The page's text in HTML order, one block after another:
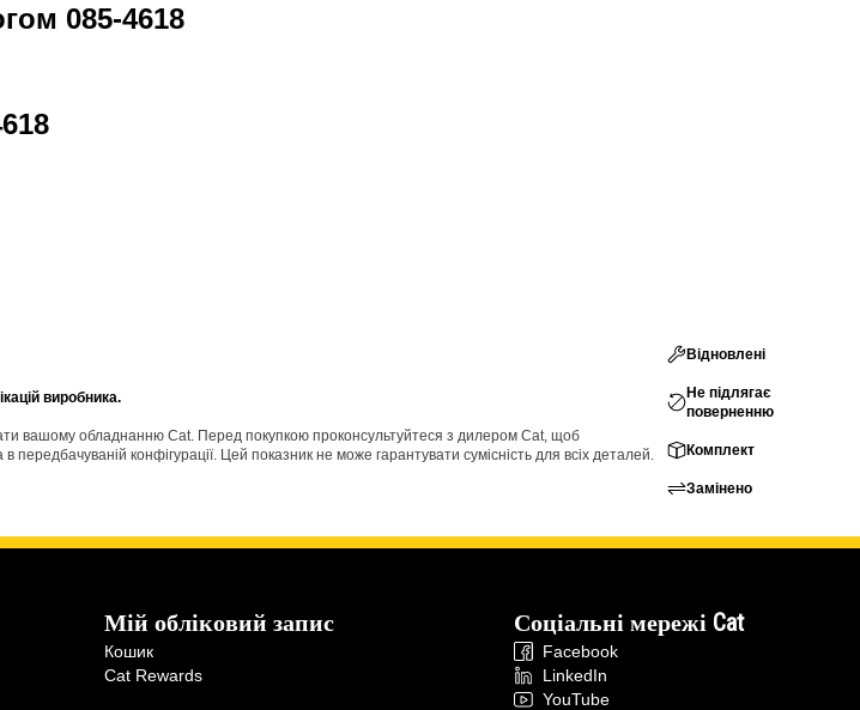
085-4618
виробника.
вашому обладнанню Cat. Перед покупкою проконсультуйтеся з дилером Cat, щоб
конфігурації. Цей показник не може гарантувати сумісність для всіх деталей.
Відновлені
Не підлягає
поверненню
Комплект
Замінено
Мій обліковий запис
Кошик
Cat Rewards
Соціальні мережі Cat
Facebook
LinkedIn
YouTube